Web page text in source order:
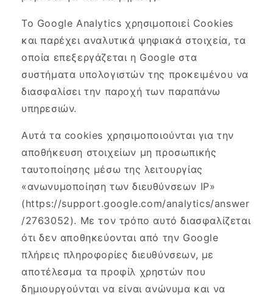
Το Google Analytics χρησιμοποιεί Cookies
και παρέχει αναλυτικά ψηφιακά στοιχεία, τα
οποία επεξεργάζεται η Google στα
συστήματα υπολογιστών της προκειμένου να
διασφαλίσει την παροχή των παραπάνω
υπηρεσιών.
Αυτά τα cookies χρησιμοποιούνται για την
αποθήκευση στοιχείων μη προσωπικής
ταυτοποίησης μέσω της λειτουργίας
«ανωνυμοποίηση των διευθύνσεων IP»
(https://support.google.com/analytics/answer
/2763052). Με τον τρόπο αυτό διασφαλίζεται
ότι δεν αποθηκεύονται από την Google
πλήρεις πληροφορίες διευθύνσεων, με
αποτέλεσμα τα προφίλ χρηστών που
δημιουργούνται να είναι ανώνυμα και να